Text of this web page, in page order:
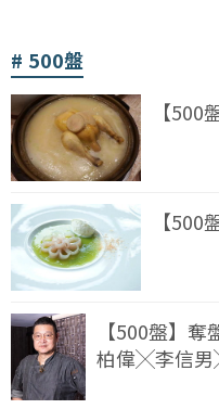
500盤
【
【
【500盤】
柏偉╳李信